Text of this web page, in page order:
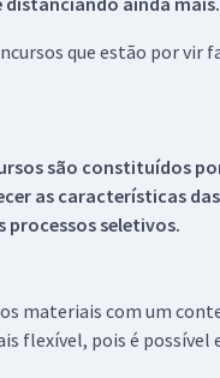
que estão por vir
são constituídos
as características
seletivos.
materiais com um
flexível, pois é possível